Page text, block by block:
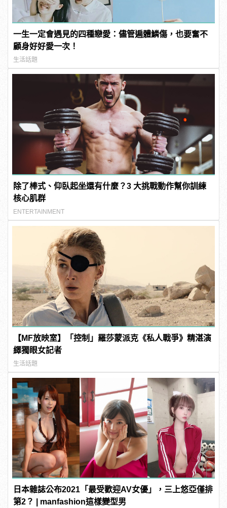
一生一定會遇見的四種戀愛：儘管遍體鱗傷，也要奮不
顧身好好愛一次！
生活話題
除了棒式、仰臥起坐還有什麼？3 大挑戰動作幫你訓練
核心肌群
ENTERTAINMENT
【MF放映室】「控制」羅莎蒙派克《私人戰爭》精湛演
繹獨眼女記者
生活話題
日本雜誌公布2021「最受歡迎AV女優」，三上悠亞僅排
第2？ | manfashion這樣變型男